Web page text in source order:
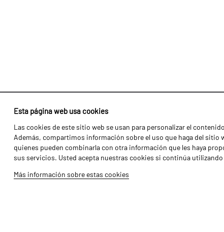
Esta página web usa cookies
Las cookies de este sitio web se usan para personalizar el
Además, compartimos información sobre el uso que haga del
quienes pueden combinarla con otra información que les haya
sus servicios. Usted acepta nuestras cookies si continúa
Más información sobre estas cookies
Identidad
Historia
Fábrica / Producción
Recursos Humanos
Agricultura
Transportes
Gama Florestal